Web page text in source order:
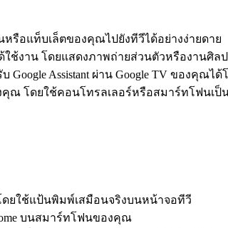
รือแท็บเล็ตของคุณไปยังทีวีได้อย่างง่ายดาย
ช้งาน โดยแสดงภาพถ่ายส่วนตัวหรืองานศิล
Google Assistant ผ่าน Google TV ของคุณได้
คุณ โดยใช้คอนโทรลเลอร์หรือสมาร์ทโฟนเป็
ยใช้แป้นพิมพ์เสมือนจริงบนหน้าจอทีวี
บนสมาร์ทโฟนของคุณ